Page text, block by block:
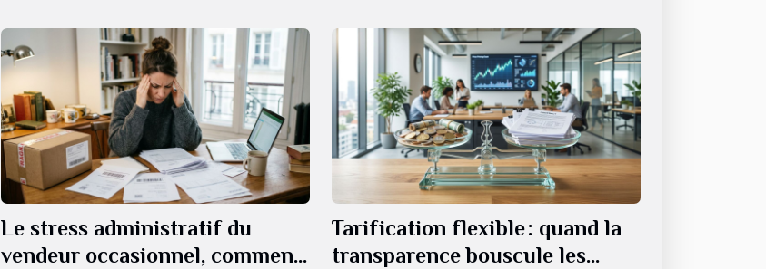
Le stress administratif du
vendeur occasionnel, comment
Tarification flexible : quand la
transparence bouscule les